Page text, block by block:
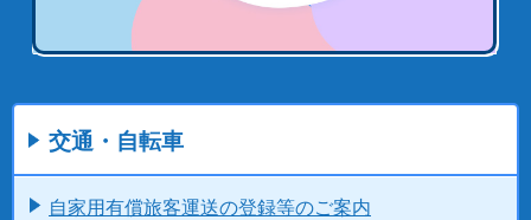
交通・自転車
自家用有償旅客運送の登録等のご案内